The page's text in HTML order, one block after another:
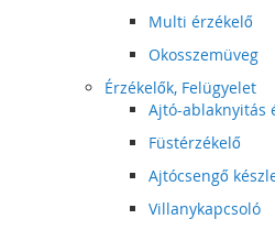
Multi érzékelő
Okosszemüveg
Érzékelők, Felügyelet
Ajtó-ablaknyitás
Füstérzékelő
Ajtócsengő
Villanykapcsoló